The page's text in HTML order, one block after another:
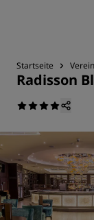
Startseite
Radisson